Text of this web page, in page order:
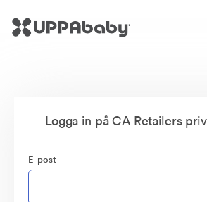
Logga in på CA Retailers
E-post